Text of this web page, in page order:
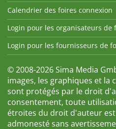
Calendrier des foires connexion
Login pour les organisateurs de
Login pour les fournisseurs de
© 2008-2026 Sima Media
images, les graphiques et la
sont protégés par le droit
consentement, toute
étroites du droit d'auteur
admonesté sans